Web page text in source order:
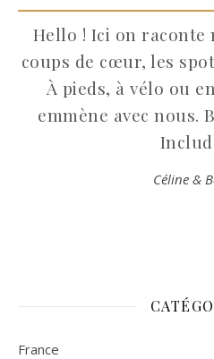
Hello ! Ici on raconte
coups de cœur, les
À pieds, à vélo ou
emmène avec nous.
Céline &
France